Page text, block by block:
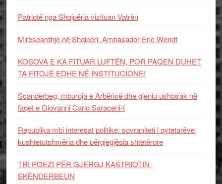
Patriotë nga Shqipëria vizituan Vatrën
Mirëseardhje në Shqipëri, Ambasador Eric Wendt
KOSOVA E KA FITUAR LUFTËN, POR PAQEN DUHET
TA FITOJË EDHE NË INSTITUCIONE!
Scanderbeg, mburoja e Arbërisë dhe gjeniu ushtarak në
faqet e Giovanni Carlo Saraceni-t
Republika mbi interesat politike: sovraniteti i qytetarëve,
kushtetutshmëria dhe përgjegjësia shtetërore
TRI POEZI PËR GJERGJ KASTRIOTIN-
SKËNDERBEUN